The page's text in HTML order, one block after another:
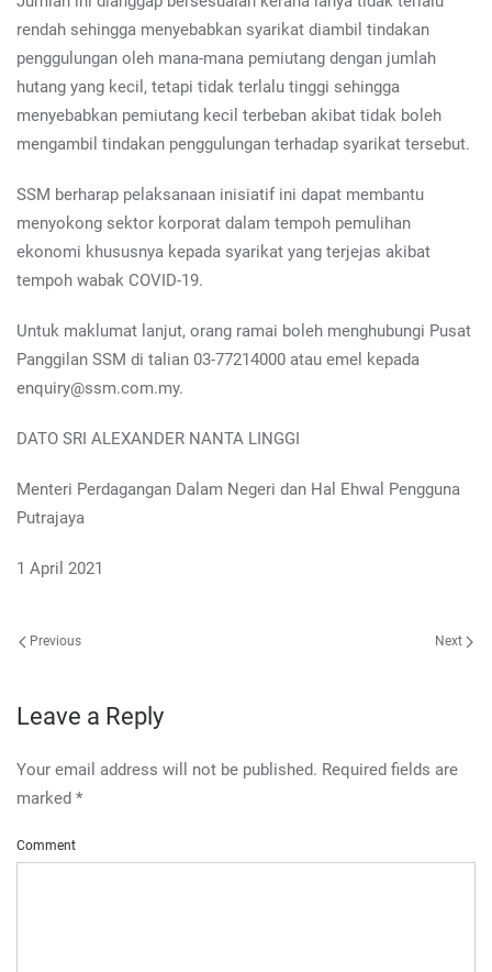
rendah sehingga menyebabkan syarikat diambil tindakan
penggulungan oleh mana-mana pemiutang dengan jumlah
hutang yang kecil, tetapi tidak terlalu tinggi sehingga
menyebabkan pemiutang kecil terbeban akibat tidak boleh
mengambil tindakan penggulungan terhadap syarikat tersebut.
SSM berharap pelaksanaan inisiatif ini dapat membantu
menyokong sektor korporat dalam tempoh pemulihan
ekonomi khususnya kepada syarikat yang terjejas akibat
tempoh wabak COVID-19.
Untuk maklumat lanjut, orang ramai boleh menghubungi Pusat
Panggilan SSM di talian 03-77214000 atau emel kepada
enquiry@ssm.com.my.
DATO SRI ALEXANDER NANTA LINGGI
Menteri Perdagangan Dalam Negeri dan Hal Ehwal Pengguna
Putrajaya
1 April 2021
Previous Next
Leave a Reply
Your email address will not be published. Required fields are
marked *
Comment